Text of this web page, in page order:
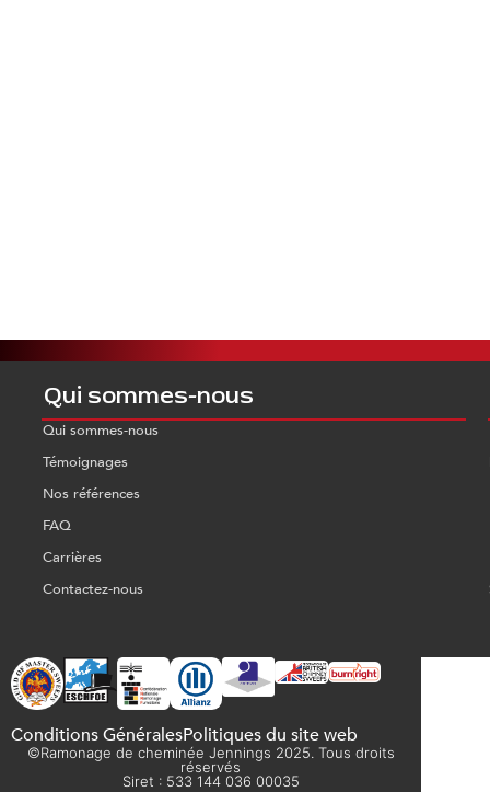
Qui sommes-nous
Qui sommes-nous
Témoignages
Nos références
FAQ
Carrières
Contactez-nous
Conditions GénéralesPolitiques du site web
©Ramonage de cheminée Jennings 2025. Tous droits
réservés
Siret : 533 144 036 00035